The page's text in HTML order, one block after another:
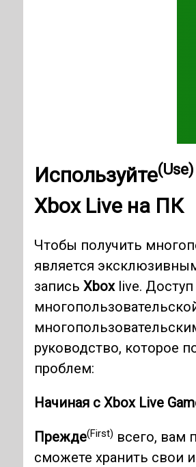
Используйте(Use)
Xbox Liveна ПК
Чтобы получить
является
запись Xboxlive. Доступ
руководство, которое
проблем:
Начиная с Xbox Live
Прежде(First) всего, вам
сможете хранить свои